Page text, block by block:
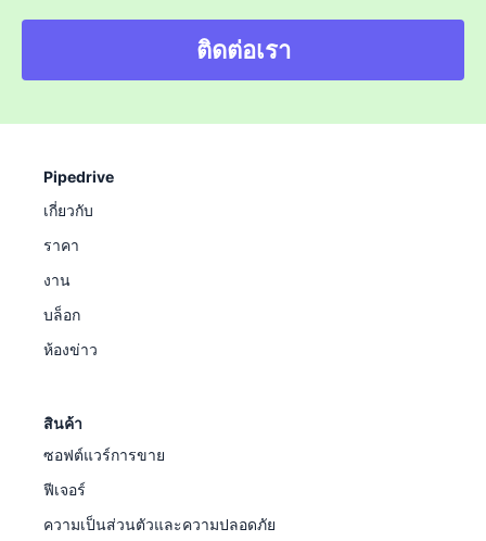
ติดต่อเรา
Pipedrive
เกี่ยวกับ
ราคา
งาน
บล็อก
ห้องข่าว
สินค้า
ซอฟต์แวร์การขาย
ฟีเจอร์
ความเป็นส่วนตัวและความปลอดภัย